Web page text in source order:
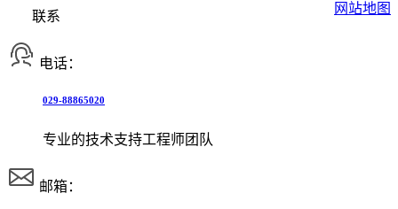
网站地图
联系
电话：
029-88865020
专业的技术支持工程师团队
邮箱：